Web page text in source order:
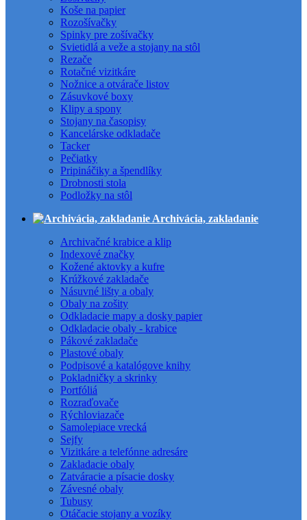
Koše na papier
Rozošívačky
Spinky pre zošívačky
Svietidlá a veže a stojany na stôl
Rezače
Rotačné vizitkáre
Nožnice a otvárače listov
Zásuvkové boxy
Klipy a spony
Stojany na časopisy
Kancelárske odkladače
Tacker
Pečiatky
Pripináčiky a špendlíky
Drobnosti stola
Podložky na stôl
Archivácia, zakladanie
Archivačné krabice a klip
Indexové značky
Kožené aktovky a kufre
Krúžkové zakladače
Násuvné lišty a obaly
Obaly na zošity
Odkladacie mapy a dosky papier
Odkladacie obaly - krabice
Pákové zakladače
Plastové obaly
Podpisové a katalógove knihy
Pokladničky a skrinky
Portfóliá
Rozraďovače
Rýchloviazače
Samolepiace vrecká
Sejfy
Vizitkáre a telefónne adresáre
Zakladacie obaly
Zatváracie a písacie dosky
Závesné obaly
Tubusy
Otáčacie stojany a vozíky